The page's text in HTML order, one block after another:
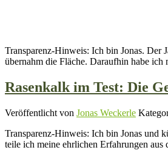
Transparenz-Hinweis: Ich bin Jonas. Der
übernahm die Fläche. Daraufhin habe
Rasenkalk im Test: Die
Veröffentlicht von Jonas Weckerle
Transparenz-Hinweis: Ich bin Jonas und
teile ich meine ehrlichen Erfahrungen